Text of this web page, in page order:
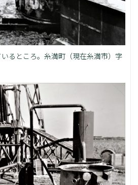
るところ。糸満町（現在糸満市）字